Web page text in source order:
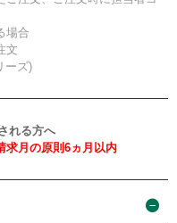
場合
文
ーズ)
れる方へ
求月の原則6ヵ月以内